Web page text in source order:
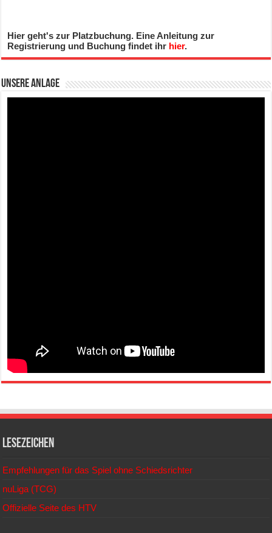
Hier geht's zur Platzbuchung. Eine Anleitung zur
Registrierung und Buchung findet ihr hier.
Unsere Anlage
Lesezeichen
Empfehlungen für das Spiel ohne Schiedsrichter
nuLiga (TCG)
Offizielle Seite des HTV